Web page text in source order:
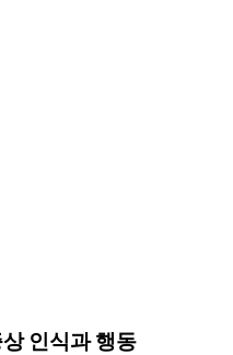
인식과 행동